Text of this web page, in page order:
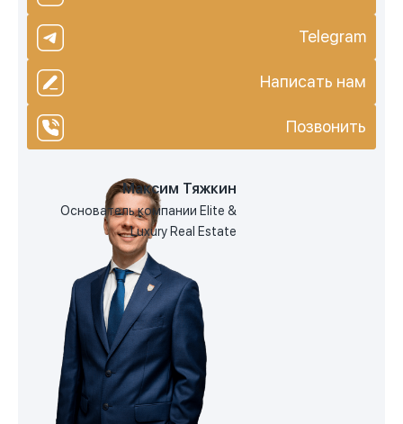
Telegram
Написать нам
Позвонить
Максим Тяжкин
Основатель компании Elite &
Luxury Real Estate